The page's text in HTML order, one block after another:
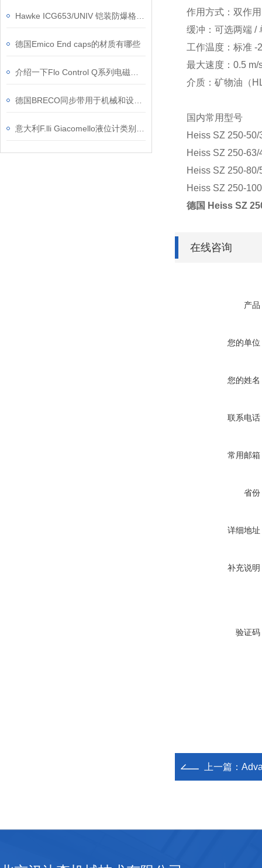
德国Emico End caps的材质有哪些
作用方式：双作
缓冲：可选两端 /
工作温度：标准 -
最大速度：0.5 m/
介质：矿物油（
国内常用型号
Heiss SZ 250-50/
Heiss SZ 250-63/
Heiss SZ 250-80/
Heiss SZ 250-
德国 Heiss SZ
在线咨询
产品
您的单位
您的姓名
联系电话
常用邮箱
省份
详细地址
补充说明
验证码
上一篇：